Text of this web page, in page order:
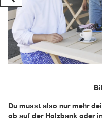
Du musst also nur mehr
ob auf der Holzbank oder